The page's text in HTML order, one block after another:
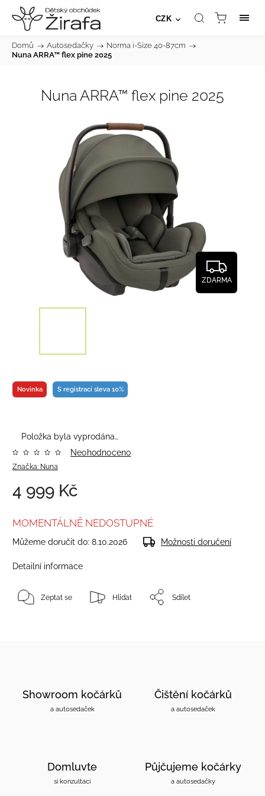
CZK
Domů / Autosedačky / Norma i-Size 40-87cm /
Nuna ARRA™ flex pine 2025
Nuna ARRA™ flex pine 2025
ZDARMA
Novinka S registrací sleva 10%
Položka byla vyprodána…
Značka: Nuna
Neohodnoceno
4 999 Kč
MOMENTÁLNĚ NEDOSTUPNÉ
Můžeme doručit do: 8.10.2026 Možnosti doručení
Detailní informace
Zeptat se Hlídat Sdílet
Showroom kočárků
a autosedaček
Čištění kočárků
a autosedaček
Domluvte
si konzultaci
Půjčujeme kočárky
a autosedačky